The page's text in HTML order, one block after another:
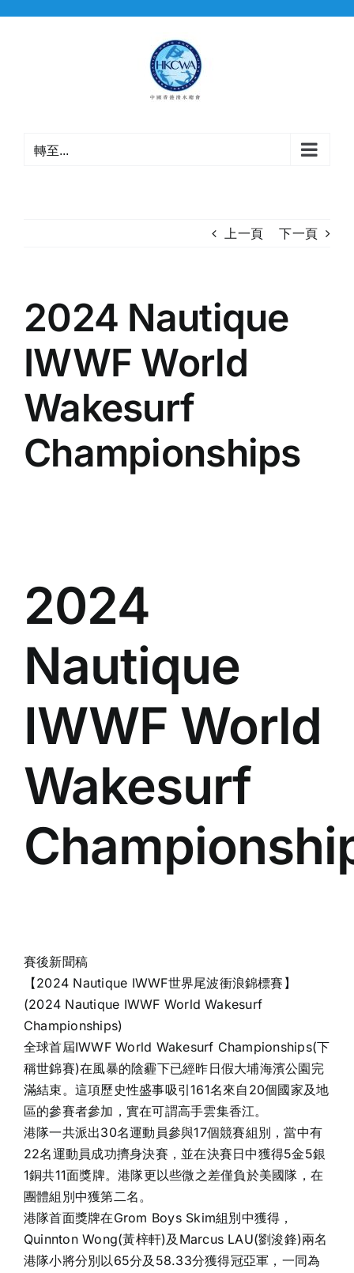
轉至...
上一頁 下一頁
2024 Nautique
IWWF World
Wakesurf
Championships
2024
Nautique
IWWF World
Wakesurf
賽後新聞稿
【2024 Nautique IWWF世界尾波衝浪錦標賽】
(2024 Nautique IWWF World Wakesurf
Championships)
全球首屆IWWF World Wakesurf Championships(下
稱世錦賽)在風暴的陰霾下已經昨日假大埔海濱公園完
滿結束。這項歷史性盛事吸引161名來自20個國家及地
區的參賽者參加，實在可謂高手雲集香江。
港隊一共派出30名運動員參與17個競賽組別，當中有
22名運動員成功擠身決賽，並在決賽日中獲得5金5銀
1銅共11面獎牌。港隊更以些微之差僅負於美國隊，在
團體組別中獲第二名。
港隊首面獎牌在Grom Boys Skim組別中獲得，
Quinnton Wong(黃梓軒)及Marcus LAU(劉浚鋒)兩名
港隊小將分別以65分及58.33分獲得冠亞軍，一同為